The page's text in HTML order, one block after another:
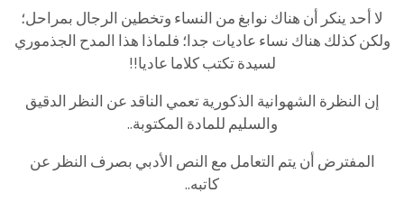
لا أحد ينكر أن هناك نوابغ من النساء وتخطين الرجال بمراحل؛
ولكن كذلك هناك نساء عاديات جدا؛ فلماذا هذا المدح الجذموري
لسيدة تكتب كلاما عاديا!!
إن النظرة الشهوانية الذكورية تعمي الناقد عن النظر الدقيق
والسليم للمادة المكتوبة..
المفترض أن يتم التعامل مع النص الأدبي بصرف النظر عن
كاتبه..